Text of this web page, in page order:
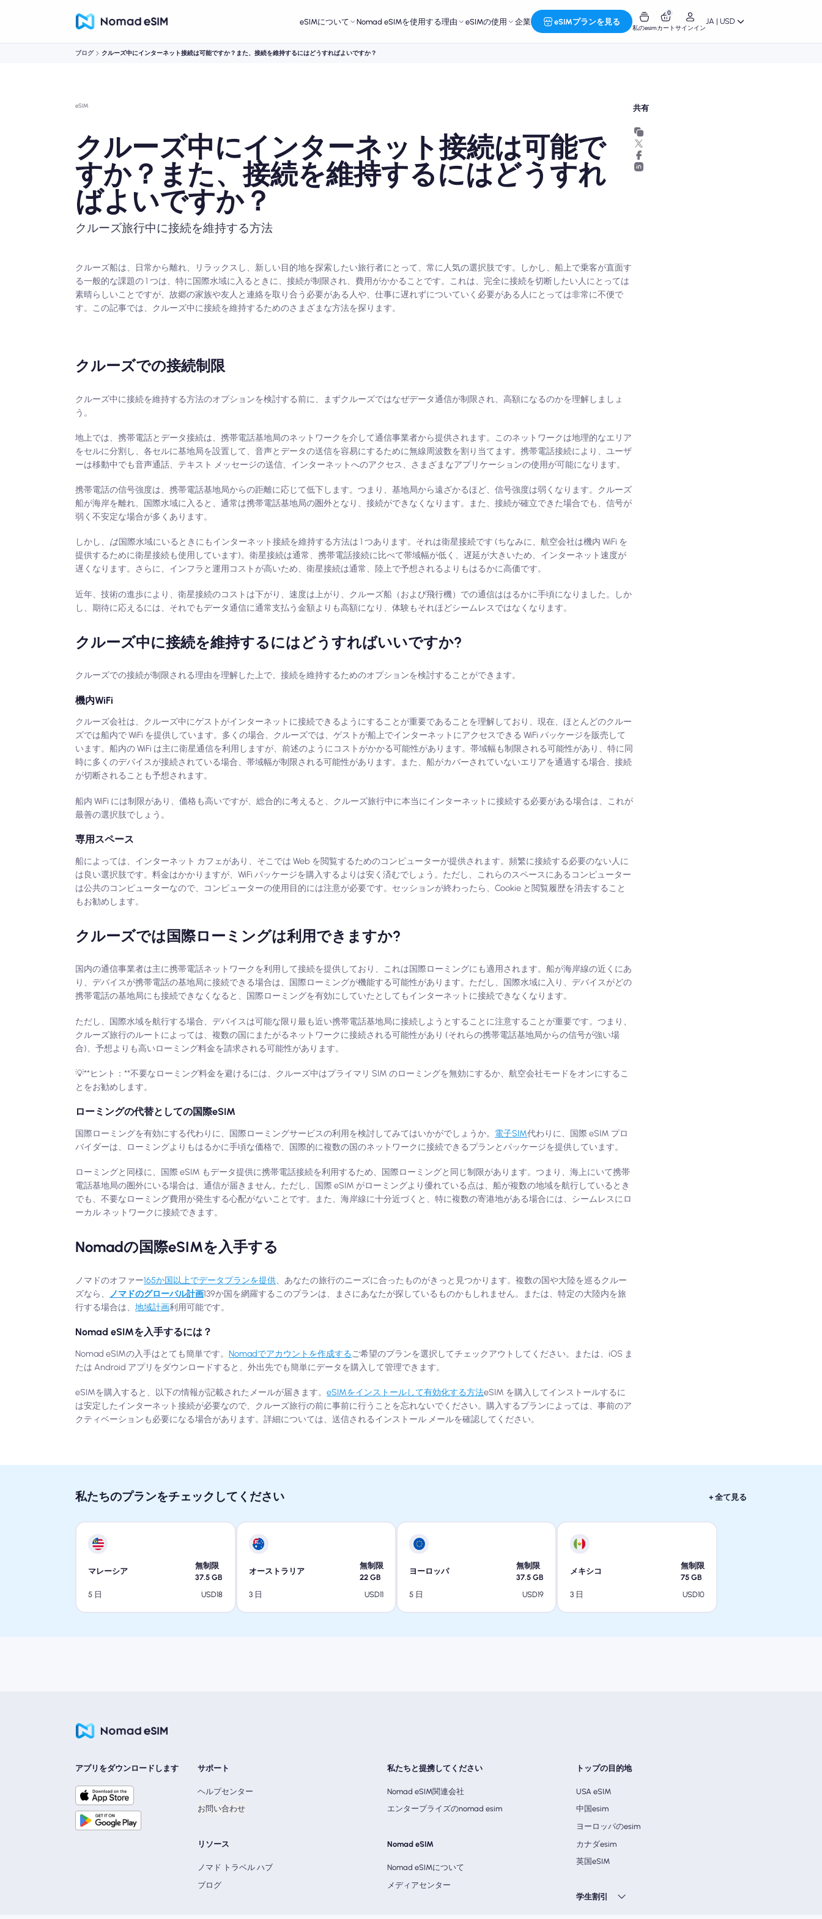
eSIMについて Nomad eSIMを使用する理由 eSIMの使用 企業 eSIMプランを見る
私のesim
0
カートサインイン
JA | USD
ブログ クルーズ中にインターネット接続は可能ですか？また、接続を維持するにはどうすればよいですか？
eSIM
クルーズ中にインターネット接続は可能で
すか？また、接続を維持するにはどうすれ
ばよいですか？
クルーズ旅行中に接続を維持する方法
クルーズ船は、日常から離れ、リラックスし、新しい目的地を探索したい旅行者にとって、常に人気の選択肢です。しかし、船上で乗客が直面す
る一般的な課題の 1 つは、特に国際水域に入るときに、接続が制限され、費用がかかることです。これは、完全に接続を切断したい人にとっては
素晴らしいことですが、故郷の家族や友人と連絡を取り合う必要がある人や、仕事に遅れずについていく必要がある人にとっては非常に不便で
す。この記事では、クルーズ中に接続を維持するためのさまざまな方法を探ります。
クルーズでの接続制限
クルーズ中に接続を維持する方法のオプションを検討する前に、まずクルーズではなぜデータ通信が制限され、高額になるのかを理解しましょ
う。
地上では、携帯電話とデータ接続は、携帯電話基地局のネットワークを介して通信事業者から提供されます。このネットワークは地理的なエリア
をセルに分割し、各セルに基地局を設置して、音声とデータの送信を容易にするために無線周波数を割り当てます。携帯電話接続により、ユーザ
ーは移動中でも音声通話、テキスト メッセージの送信、インターネットへのアクセス、さまざまなアプリケーションの使用が可能になります。
携帯電話の信号強度は、携帯電話基地局からの距離に応じて低下します。つまり、基地局から遠ざかるほど、信号強度は弱くなります。クルーズ
船が海岸を離れ、国際水域に入ると、通常は携帯電話基地局の圏外となり、接続ができなくなります。また、接続が確立できた場合でも、信号が
弱く不安定な場合が多くあります。
しかし、 は国際水域にいるときにもインターネット接続を維持する方法は 1 つあります。それは衛星接続です (ちなみに、航空会社は機内 WiFi を
提供するために衛星接続も使用しています)。衛星接続は通常、携帯電話接続に比べて帯域幅が低く、遅延が大きいため、インターネット速度が
遅くなります。さらに、インフラと運用コストが高いため、衛星接続は通常、陸上で予想されるよりもはるかに高価です。
近年、技術の進歩により、衛星接続のコストは下がり、速度は上がり、クルーズ船（および飛行機）での通信ははるかに手頃になりました。しか
し、期待に応えるには、それでもデータ通信に通常支払う金額よりも高額になり、体験もそれほどシームレスではなくなります。
クルーズ中に接続を維持するにはどうすればいいですか?
クルーズでの接続が制限される理由を理解した上で、接続を維持するためのオプションを検討することができます。
機内WiFi
クルーズ会社は、クルーズ中にゲストがインターネットに接続できるようにすることが重要であることを理解しており、現在、ほとんどのクルー
ズでは船内で WiFi を提供しています。多くの場合、クルーズでは、ゲストが船上でインターネットにアクセスできる WiFi パッケージを販売して
います。船内の WiFi は主に衛星通信を利用しますが、前述のようにコストがかかる可能性があります。帯域幅も制限される可能性があり、特に同
時に多くのデバイスが接続されている場合、帯域幅が制限される可能性があります。また、船がカバーされていないエリアを通過する場合、接続
が切断されることも予想されます。
船内 WiFi には制限があり、価格も高いですが、総合的に考えると、クルーズ旅行中に本当にインターネットに接続する必要がある場合は、これが
最善の選択肢でしょう。
専用スペース
船によっては、インターネット カフェがあり、そこでは Web を閲覧するためのコンピューターが提供されます。頻繁に接続する必要のない人に
は良い選択肢です。料金はかかりますが、WiFi パッケージを購入するよりは安く済むでしょう。ただし、これらのスペースにあるコンピューター
は公共のコンピューターなので、コンピューターの使用目的には注意が必要です。セッションが終わったら、Cookie と閲覧履歴を消去すること
もお勧めします。
クルーズでは国際ローミングは利用できますか?
国内の通信事業者は主に携帯電話ネットワークを利用して接続を提供しており、これは国際ローミングにも適用されます。船が海岸線の近くにあ
り、デバイスが携帯電話の基地局に接続できる場合は、国際ローミングが機能する可能性があります。ただし、国際水域に入り、デバイスがどの
携帯電話の基地局にも接続できなくなると、国際ローミングを有効にしていたとしてもインターネットに接続できなくなります。
ただし、国際水域を航行する場合、デバイスは可能な限り最も近い携帯電話基地局に接続しようとすることに注意することが重要です。つまり、
クルーズ旅行のルートによっては、複数の国にまたがるネットワークに接続される可能性があり (それらの携帯電話基地局からの信号が強い場
合)、予想よりも高いローミング料金を請求される可能性があります。
💡**ヒント：**不要なローミング料金を避けるには、クルーズ中はプライマリ SIM のローミングを無効にするか、航空会社モードをオンにするこ
とをお勧めします。
ローミングの代替としての国際eSIM
国際ローミングを有効にする代わりに、国際ローミングサービスの利用を検討してみてはいかがでしょうか。 電子SIM代わりに、国際 eSIM プロ
バイダーは、ローミングよりもはるかに手頃な価格で、国際的に複数の国のネットワークに接続できるプランとパッケージを提供しています。
ローミングと同様に、国際 eSIM もデータ提供に携帯電話接続を利用するため、国際ローミングと同じ制限があります。つまり、海上にいて携帯
電話基地局の圏外にいる場合は、通信が届きません。ただし、国際 eSIM がローミングより優れている点は、船が複数の地域を航行しているとき
でも、不要なローミング費用が発生する心配がないことです。また、海岸線に十分近づくと、特に複数の寄港地がある場合には、シームレスにロ
ーカル ネットワークに接続できます。
Nomadの国際eSIMを入手する
ノマドのオファー165か国以上でデータプランを提供、あなたの旅行のニーズに合ったものがきっと見つかります。複数の国や大陸を巡るクルー
ズなら、 ノマドのグローバル計画139か国を網羅するこのプランは、まさにあなたが探しているものかもしれません。または、特定の大陸内を旅
行する場合は、地域計画利用可能です。
Nomad eSIMを入手するには？
Nomad eSIMの入手はとても簡単です。Nomadでアカウントを作成する ご希望のプランを選択してチェックアウトしてください。または、iOS ま
たは Android アプリをダウンロードすると、外出先でも簡単にデータを購入して管理できます。
eSIMを購入すると、以下の情報が記載されたメールが届きます。eSIMをインストールして有効化する方法eSIM を購入してインストールするに
は安定したインターネット接続が必要なので、クルーズ旅行の前に事前に行うことを忘れないでください。購入するプランによっては、事前のア
クティベーションも必要になる場合があります。詳細については、送信されるインストール メールを確認してください。
共有
私たちのプランをチェックしてください + 全て見る
マレーシア
無制限
37.5 GB
5 日
USD18
オーストラリア
無制限
22 GB
3 日
USD11
ヨーロッパ
無制限
37.5 GB
5 日
USD19
メキシコ
無制限
75 GB
3 日
USD10
アプリをダウンロードします サポート
ヘルプセンター
お問い合わせ
リソース
ノマド トラベル ハブ
ブログ
私たちと提携してください
Nomad eSIM関連会社
エンタープライズのnomad esim
Nomad eSIM
Nomad eSIMについて
メディアセンター
トップの目的地
USA eSIM
中国esim
ヨーロッパのesim
カナダesim
英国eSIM
学生割引